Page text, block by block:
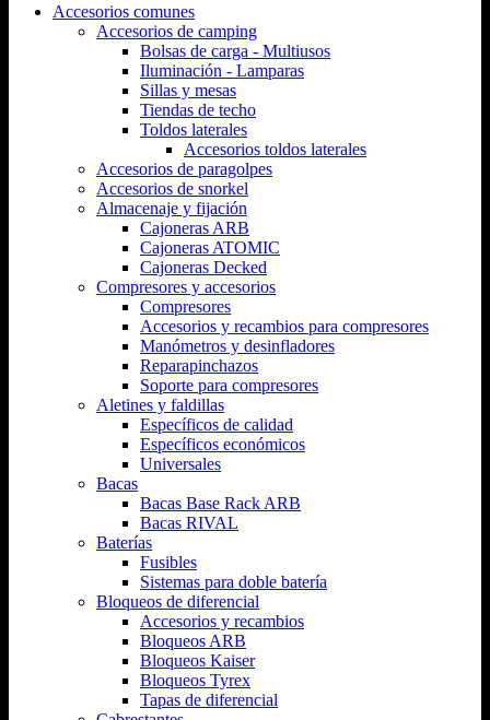
Accesorios comunes
Accesorios de camping
Bolsas de carga - Multiusos
Iluminación - Lamparas
Sillas y mesas
Tiendas de techo
Toldos laterales
Accesorios toldos laterales
Accesorios de paragolpes
Accesorios de snorkel
Almacenaje y fijación
Cajoneras ARB
Cajoneras ATOMIC
Cajoneras Decked
Compresores y accesorios
Compresores
Accesorios y recambios para compresores
Manómetros y desinfladores
Reparapinchazos
Soporte para compresores
Aletines y faldillas
Específicos de calidad
Específicos económicos
Universales
Bacas
Bacas Base Rack ARB
Bacas RIVAL
Baterías
Fusibles
Sistemas para doble batería
Bloqueos de diferencial
Accesorios y recambios
Bloqueos ARB
Bloqueos Kaiser
Bloqueos Tyrex
Tapas de diferencial